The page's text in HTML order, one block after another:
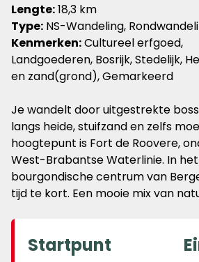
Lengte:18,3 km
Type: NS-Wandeling,
Kenmerken:Cultureel erfgoed,
Landgoederen, Bosrijk, Stedelijk,
en zand(grond), Gemarkeerd
Je wandelt door uitgestrekte
langs heide, stuifzand en zelfs
hoogtepunt is Fort de Roovere,
West-Brabantse Waterlinie. In
bourgondische centrum van
tijd te kort. Een mooie mix van
Startpunt